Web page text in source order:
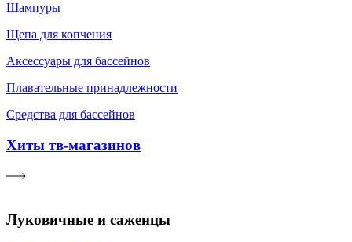
Шампуры
Щепа для копчения
Аксессуары для бассейнов
Плавательные принадлежности
Средства для бассейнов
Хиты тв-магазинов
Луковичные и саженцы